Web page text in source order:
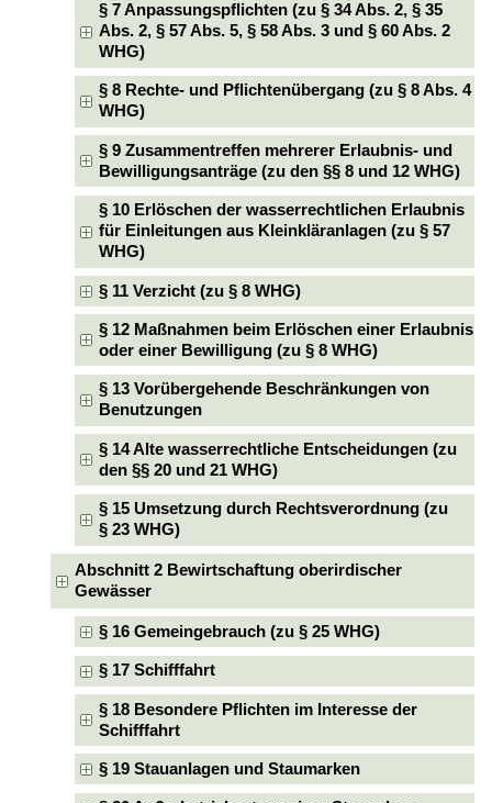
§ 7 Anpassungspflichten (zu § 34 Abs. 2, § 35
Abs. 2, § 57 Abs. 5, § 58 Abs. 3 und § 60 Abs. 2
WHG)
§ 8 Rechte- und Pflichtenübergang (zu § 8 Abs. 4
WHG)
§ 9 Zusammentreffen mehrerer Erlaubnis- und
Bewilligungsanträge (zu den §§ 8 und 12 WHG)
§ 10 Erlöschen der wasserrechtlichen Erlaubnis
für Einleitungen aus Kleinkläranlagen (zu § 57
WHG)
§ 11 Verzicht (zu § 8 WHG)
§ 12 Maßnahmen beim Erlöschen einer Erlaubnis
oder einer Bewilligung (zu § 8 WHG)
§ 13 Vorübergehende Beschränkungen von
Benutzungen
§ 14 Alte wasserrechtliche Entscheidungen (zu
den §§ 20 und 21 WHG)
§ 15 Umsetzung durch Rechtsverordnung (zu
§ 23 WHG)
Abschnitt 2 Bewirtschaftung oberirdischer
Gewässer
§ 16 Gemeingebrauch (zu § 25 WHG)
§ 17 Schifffahrt
§ 18 Besondere Pflichten im Interesse der
Schifffahrt
§ 19 Stauanlagen und Staumarken